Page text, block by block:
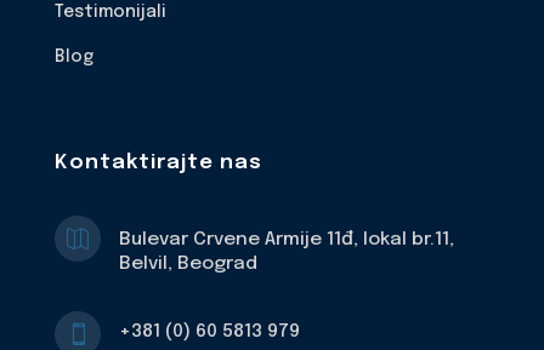
Testimonijali
Blog
Kontaktirajte nas

Bulevar Crvene Armije 11đ, lokal br.11,
Belvil, Beograd
 +381 (0) 60 5813 979